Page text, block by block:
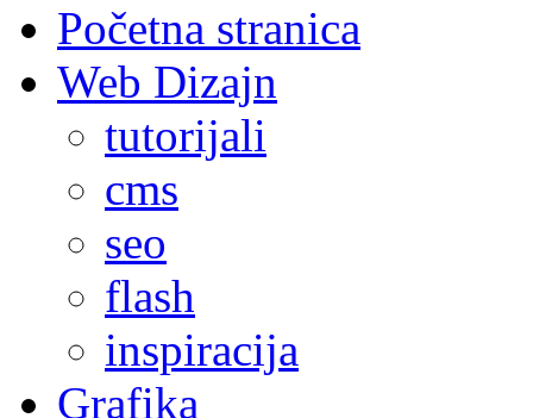
Početna stranica
Web Dizajn
tutorijali
cms
seo
flash
inspiracija
Grafika